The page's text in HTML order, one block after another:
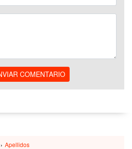
COMENTARIO
› Apellidos